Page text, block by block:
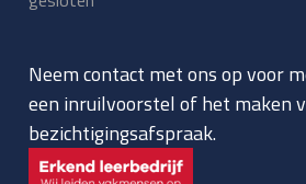
Neem contact met ons op voor
een inruilvoorstel of het maken
bezichtigingsafspraak.